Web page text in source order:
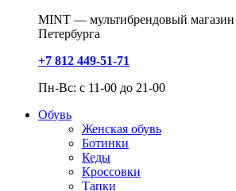
MINT — мультибрендовый магазин
Петербурга
+7 812 449-51-71
Пн-Вс: с 11-00 до 21-00
Обувь
Женская обувь
Ботинки
Кеды
Кроссовки
Тапки